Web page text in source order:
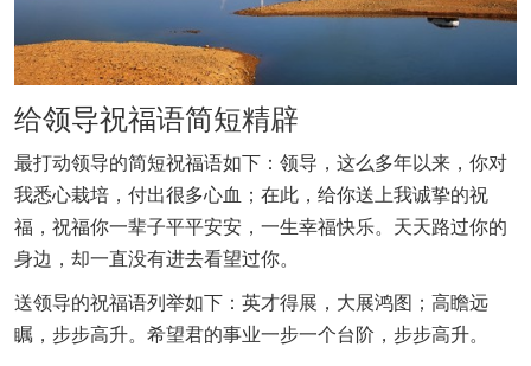
给领导祝福语简短精辟
最打动领导的简短祝福语如下：领导，这么多年以来，你对
我悉心栽培，付出很多心血；在此，给你送上我诚挚的祝
福，祝福你一辈子平平安安，一生幸福快乐。天天路过你的
身边，却一直没有进去看望过你。
送领导的祝福语列举如下：英才得展，大展鸿图；高瞻远
瞩，步步高升。希望君的事业一步一个台阶，步步高升。